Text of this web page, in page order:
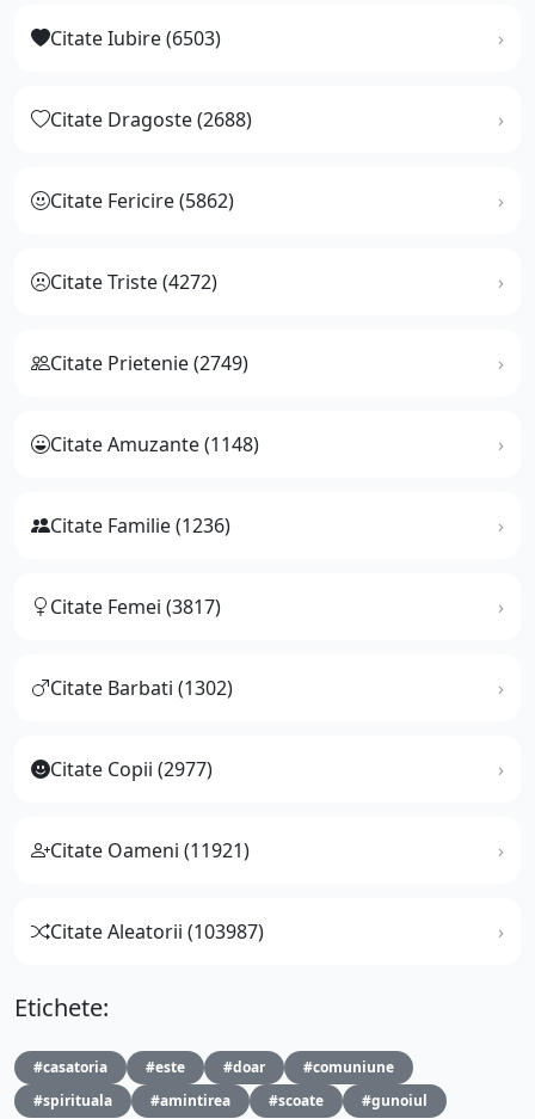
Citate Iubire (6503)
Citate Dragoste (2688)
Citate Fericire (5862)
Citate Triste (4272)
Citate Prietenie (2749)
Citate Amuzante (1148)
Citate Familie (1236)
Citate Femei (3817)
Citate Barbati (1302)
Citate Copii (2977)
Citate Oameni (11921)
Citate Aleatorii (103987)
Etichete:
#casatoria #este #doar
#comuniune
#spirituala
#amintirea #scoate #gunoiul